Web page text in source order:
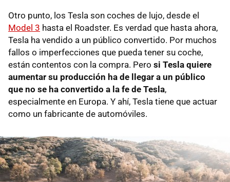
Otro punto, los Tesla son coches de lujo, desde el
Model 3 hasta el Roadster. Es verdad que hasta ahora,
Tesla ha vendido a un público convertido. Por muchos
fallos o imperfecciones que pueda tener su coche,
están contentos con la compra. Pero si Tesla quiere
aumentar su producción ha de llegar a un público
que no se ha convertido a la fe de Tesla,
especialmente en Europa. Y ahí, Tesla tiene que actuar
como un fabricante de automóviles.